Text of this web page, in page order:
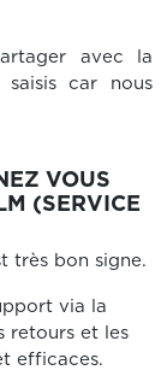
avec la
car nous
VOUS
(SERVICE
très bon signe.
via la
retours et les
efficaces.